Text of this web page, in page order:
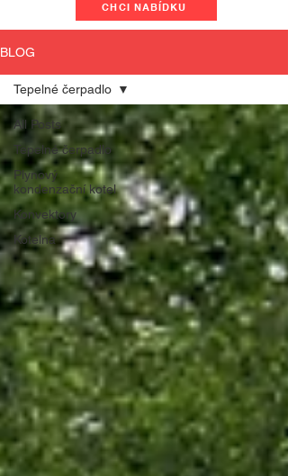
CHCI NABÍDKU
BLOG
All Posts
Tepelné čerpadlo
Plynový
kondenzační kotel
Konvektory
Kotelna
Tepelné čerpadlo